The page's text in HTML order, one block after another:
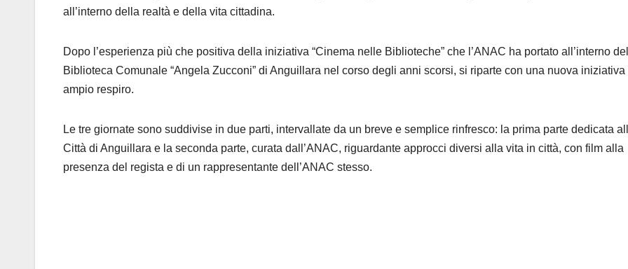
all’interno della realtà e della vita cittadina.
Dopo l’esperienza più che positiva della iniziativa “Cinema nelle Biblioteche” che l’ANAC ha portato all’interno
Biblioteca Comunale “Angela Zucconi” di Anguillara nel corso degli anni scorsi, si riparte con una nuova iniziativa
ampio respiro.
Le tre giornate sono suddivise in due parti, intervallate da un breve e semplice rinfresco: la prima parte dedicata
Città di Anguillara e la seconda parte, curata dall’ANAC, riguardante approcci diversi alla vita in città, con film alla
presenza del regista e di un rappresentante dell’ANAC stesso.